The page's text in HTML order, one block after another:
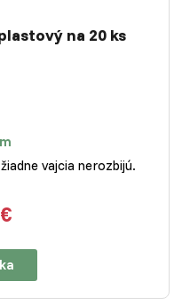
na 20 ks
vajcia nerozbijú.